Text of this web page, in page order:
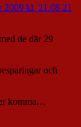
2009 kl. 21:08 21
de där 29
och
komma…